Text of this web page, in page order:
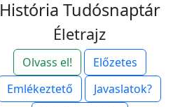
História Tudósnaptár
Életrajz
Olvass el!
Előzetes
Emlékeztető
Javaslatok?